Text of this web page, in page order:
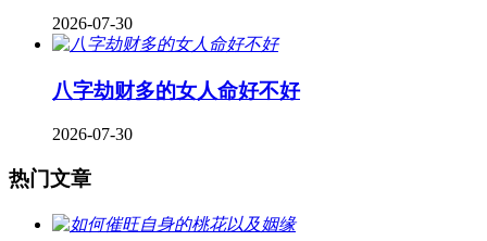
2026-07-30
八字劫财多的女人命好不好
2026-07-30
热门文章